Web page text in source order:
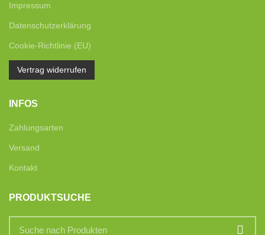
Impressum
Datenschutzerklärung
Cookie-Richtlinie (EU)
Vertrag widerrufen
INFOS
Zahlungsarten
Versand
Kontakt
PRODUKTSUCHE